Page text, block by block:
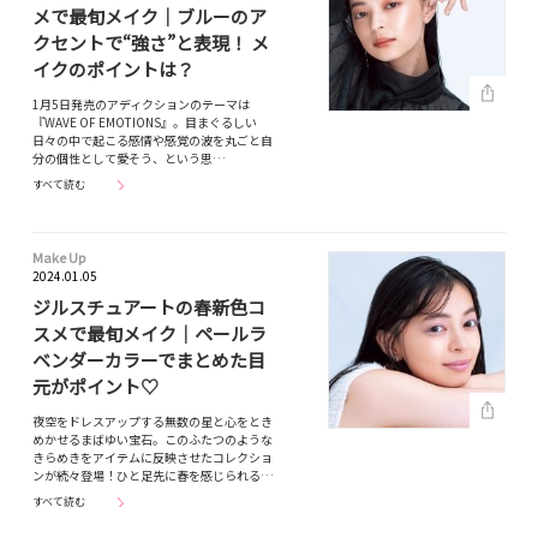
メで最旬メイク｜ブルーのア
クセントで“強さ”と表現！ メ
イクのポイントは？
1月5日発売のアディクションのテーマは
『WAVE OF EMOTIONS』。目まぐるしい
日々の中で起こる感情や感覚の波を丸ごと自
分の個性として愛そう、という思…
すべて読む
Make Up
2024.01.05
ジルスチュアートの春新色コ
スメで最旬メイク｜ペールラ
ベンダーカラーでまとめた目
元がポイント♡
夜空をドレスアップする無数の星と心をとき
めかせるまばゆい宝石。このふたつのような
きらめきをアイテムに反映させたコレクショ
ンが続々登場！ひと足先に春を感じられる…
すべて読む